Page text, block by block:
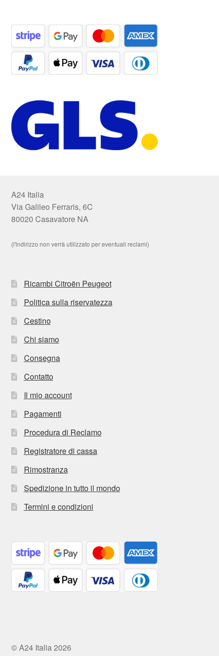
A24 Italia
Via Galileo Ferraris, 6C
80020 Casavatore NA
(l'indirizzo non verrà utilizzato per eventuali reclami)
Ricambi Citroën Peugeot
Politica sulla riservatezza
Cestino
Chi siamo
Consegna
Contatto
Il mio account
Pagamenti
Procedura di Reclamo
Registratore di cassa
Rimostranza
Spedizione in tutto il mondo
Termini e condizioni
© A24 Italia 2026